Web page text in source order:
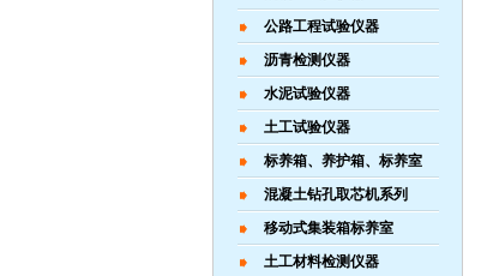
公路工程试验仪器
沥青检测仪器
水泥试验仪器
土工试验仪器
标养箱、养护箱、标养室
混凝土钻孔取芯机系列
移动式集装箱标养室
土工材料检测仪器